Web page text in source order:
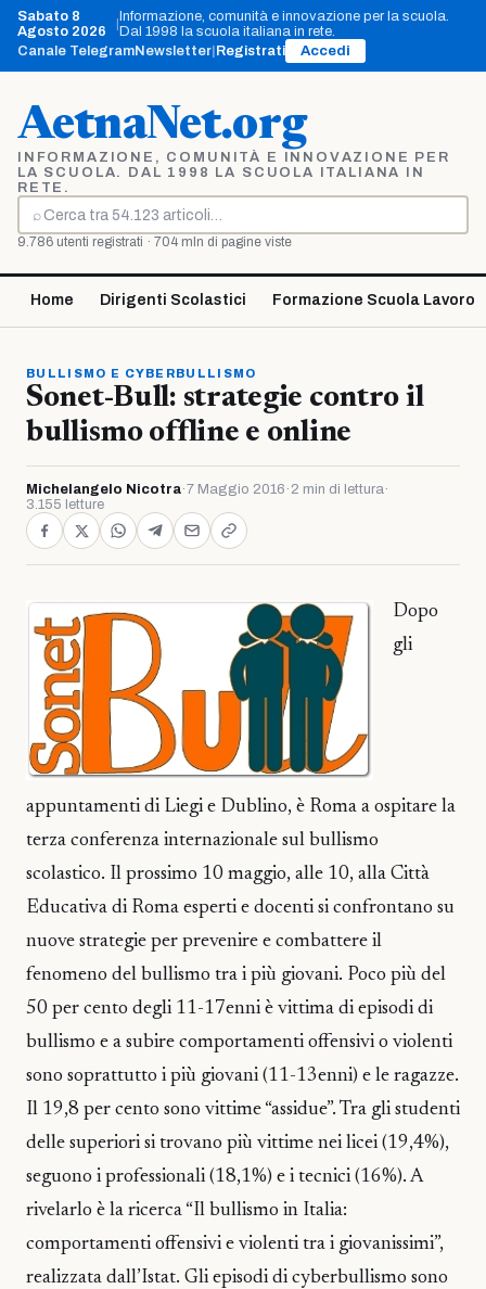
Vai
contenuto
Sabato 8
Agosto 2026
Informazione, comunità e innovazione per la scuola.
Dal 1998 la scuola italiana in rete.
Canale TelegramNewsletter Registrati Accedi
AetnaNet.org
INFORMAZIONE, COMUNITÀ E INNOVAZIONE PER
LA SCUOLA. DAL 1998 LA SCUOLA ITALIANA IN
RETE.
⌕
Cerca
9.786 utenti registrati · 704 mln di pagine viste
Home Dirigenti Scolastici Formazione Scuola Lavoro
BULLISMO E CYBERBULLISMO
Sonet-Bull: strategie contro il
bullismo offline e online
Michelangelo Nicotra·7 Maggio 2016 · 2 min di lettura·
3.155 letture
Dopo
gli
appuntamenti di Liegi e Dublino, è Roma a ospitare la
terza conferenza internazionale sul bullismo
scolastico. Il prossimo 10 maggio, alle 10, alla Città
Educativa di Roma esperti e docenti si confrontano su
nuove strategie per prevenire e combattere il
fenomeno del bullismo tra i più giovani. Poco più del
50 per cento degli 11-17enni è vittima di episodi di
bullismo e a subire comportamenti offensivi o violenti
sono soprattutto i più giovani (11-13enni) e le ragazze.
Il 19,8 per cento sono vittime “assidue”. Tra gli studenti
delle superiori si trovano più vittime nei licei (19,4%),
seguono i professionali (18,1%) e i tecnici (16%). A
rivelarlo è la ricerca “Il bullismo in Italia:
comportamenti offensivi e violenti tra i giovanissimi”,
realizzata dall’Istat. Gli episodi di cyberbullismo sono